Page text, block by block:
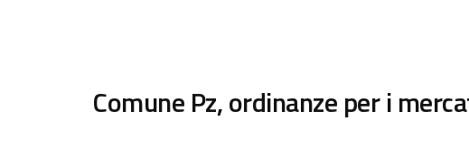
Comune Pz, ordinanze per i